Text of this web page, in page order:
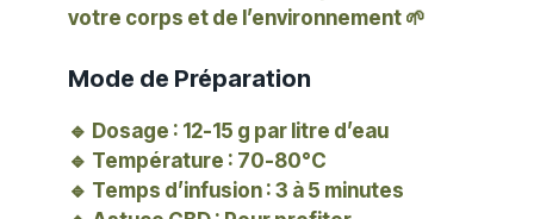
votre corps et de l’environnement 🌱
Mode de Préparation
🔹 Dosage : 12-15 g par litre d’eau
🔹 Température : 70-80°C
🔹 Temps d’infusion : 3 à 5 minutes